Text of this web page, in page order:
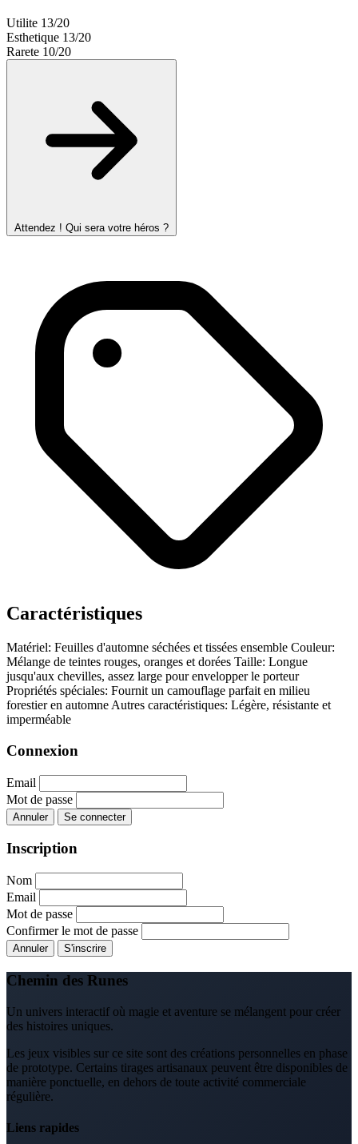
Utilite 13/20
Esthetique 13/20
Rarete 10/20
Attendez ! Qui sera votre héros ?
Caractéristiques
Matériel: Feuilles d'automne séchées et tissées ensemble Couleur:
Mélange de teintes rouges, oranges et dorées Taille: Longue
jusqu'aux chevilles, assez large pour envelopper le porteur
Propriétés spéciales: Fournit un camouflage parfait en milieu
forestier en automne Autres caractéristiques: Légère, résistante et
imperméable
Connexion
Email
Mot de passe
Annuler Se connecter
Inscription
Nom
Email
Mot de passe
Confirmer le mot de passe
Annuler S'inscrire
Chemin des Runes
Un univers interactif où magie et aventure se mélangent pour créer
des histoires uniques.
Les jeux visibles sur ce site sont des créations personnelles en phase
de prototype. Certains tirages artisanaux peuvent être disponibles de
manière ponctuelle, en dehors de toute activité commerciale
régulière.
Liens rapides